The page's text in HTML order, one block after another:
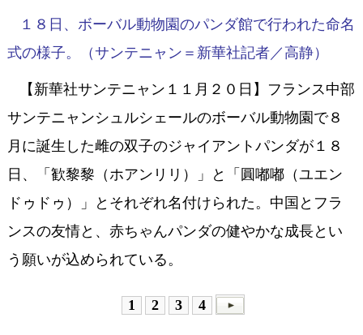
１８日、ボーバル動物園のパンダ館で行われた命名
式の様子。（サンテニャン＝新華社記者／高静）
【新華社サンテニャン１１月２０日】フランス中部
サンテニャンシュルシェールのボーバル動物園で８
月に誕生した雌の双子のジャイアントパンダが１８
日、「歓黎黎（ホアンリリ）」と「圓嘟嘟（ユエン
ドゥドゥ）」とそれぞれ名付けられた。中国とフラ
ンスの友情と、赤ちゃんパンダの健やかな成長とい
う願いが込められている。
1 2 3 4